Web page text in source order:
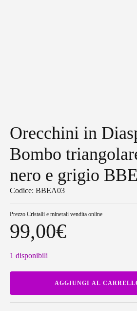
Orecchini in
Bombo
nero e grigio
Codice: BBEA03
Prezzo Cristalli e minerali vendita online
99,00€
1 disponibili
Diaspro
Bombo
AGGIUNGI AL